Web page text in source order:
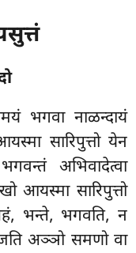
भगवा नाळन्दायं
सारिपुत्तो येन
अभिवादेत्वा
आयस्मा सारिपुत्तो
भन्ते, भगवति, न
अञ्ञो समणो वा